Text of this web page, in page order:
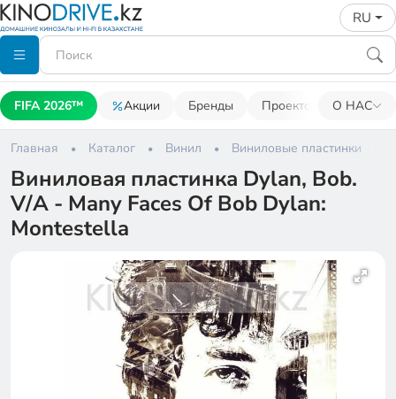
RU
FIFA 2026™ Акции Бренды Проекторы О НАС
Главная Каталог Винил Виниловые пластинки
Виниловая пластинка Dylan, Bob.
V/A - Many Faces Of Bob Dylan:
Montestella